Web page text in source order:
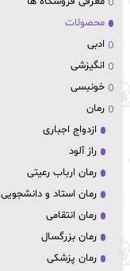
محصولات
ادبی
انگیزشی
خونبسی
رمان
ازدواج اجباری
راز آلود
رمان ارباب رعیتی
رمان استاد و دانشجویی
رمان انتقامی
رمان بزرگسال
رمان پزشکی